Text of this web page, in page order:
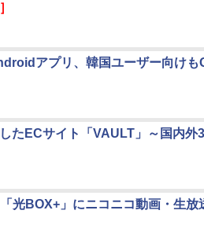
アプリ、韓国ユーザー向け
たECサイト「VAULT」～国内外
光BOX+」にニコニコ動画・生放